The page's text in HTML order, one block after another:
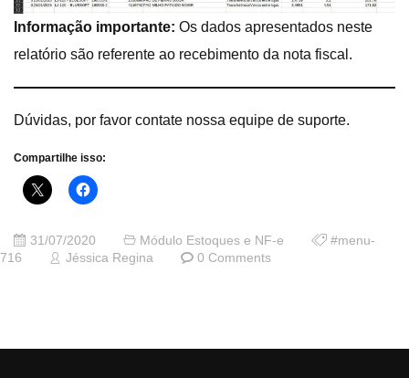
Informação importante: Os dados apresentados neste
relatório são referente ao recebimento da nota fiscal.
Dúvidas, por favor contate nossa equipe de suporte.
Compartilhe isso:
31/07/2020 Módulo Estoques e NF-e
#menu-
716
Jéssica Regina 0 Comments